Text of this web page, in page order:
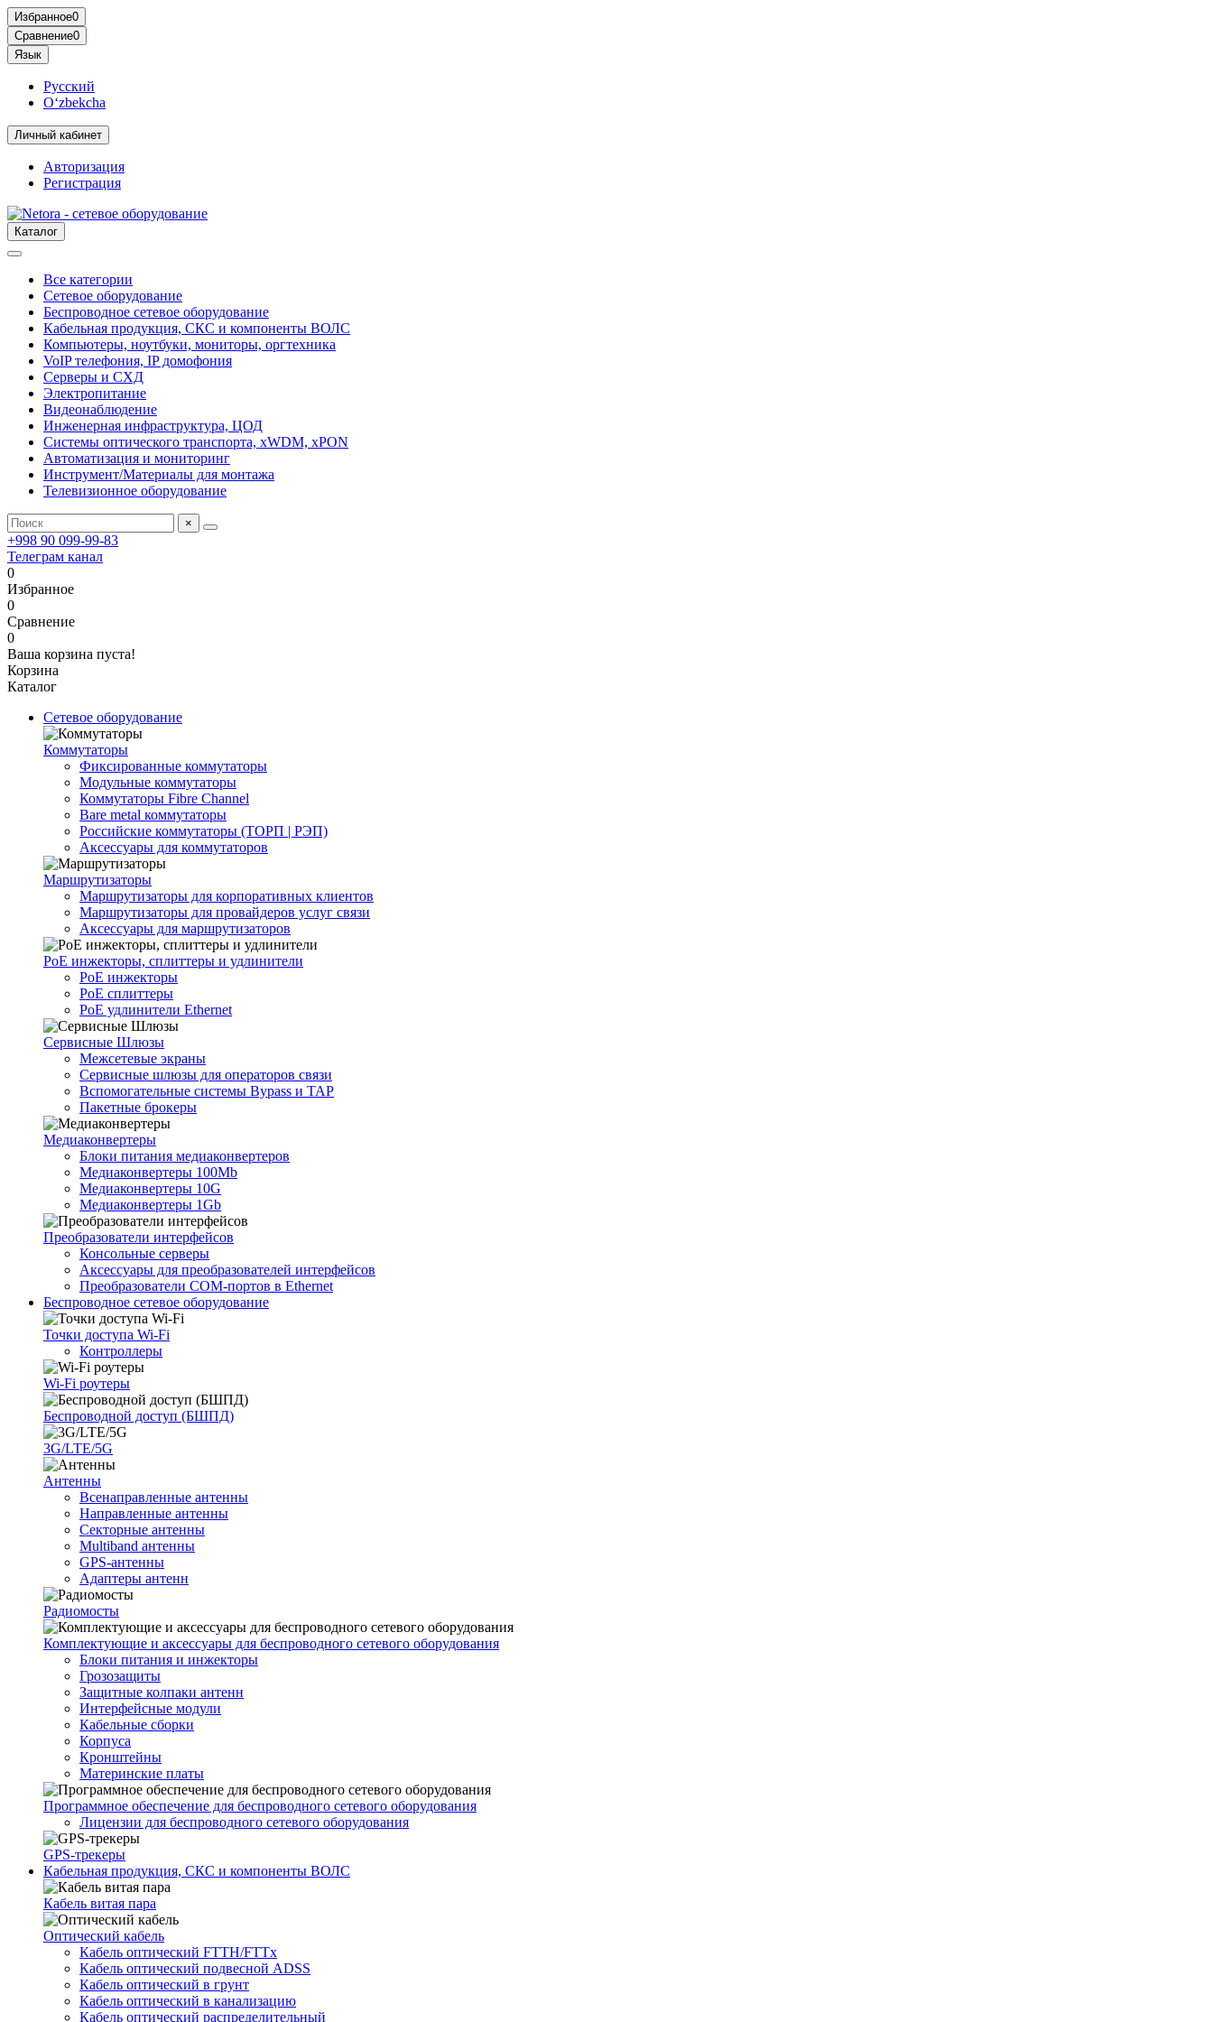
Избранное0
Сравнение0
Язык
Русский
O‘zbekcha
Личный кабинет
Авторизация
Регистрация
Каталог
Все категории
Сетевое оборудование
Беспроводное сетевое оборудование
Кабельная продукция, СКС и компоненты ВОЛС
Компьютеры, ноутбуки, мониторы, оргтехника
VoIP телефония, IP домофония
Серверы и СХД
Электропитание
Видеонаблюдение
Инженерная инфраструктура, ЦОД
Системы оптического транспорта, xWDM, xPON
Автоматизация и мониторинг
Инструмент/Материалы для монтажа
Телевизионное оборудование
×
+998 90 099-99-83
Телеграм канал
0
Избранное
0
Сравнение
0
Ваша корзина пуста!
Корзина
Каталог
Сетевое оборудование
Коммутаторы
Фиксированные коммутаторы
Модульные коммутаторы
Коммутаторы Fibre Channel
Bare metal коммутаторы
Российские коммутаторы (ТОРП | РЭП)
Аксессуары для коммутаторов
Маршрутизаторы
Маршрутизаторы для корпоративных клиентов
Маршрутизаторы для провайдеров услуг связи
Аксессуары для маршрутизаторов
PoE инжекторы, сплиттеры и удлинители
PoE инжекторы
PoE сплиттеры
PoE удлинители Ethernet
Сервисные Шлюзы
Межсетевые экраны
Сервисные шлюзы для операторов связи
Вспомогательные системы Bypass и TAP
Пакетные брокеры
Медиаконвертеры
Блоки питания медиаконвертеров
Медиаконвертеры 100Mb
Медиаконвертеры 10G
Медиаконвертеры 1Gb
Преобразователи интерфейсов
Консольные серверы
Аксессуары для преобразователей интерфейсов
Преобразователи COM-портов в Ethernet
Беспроводное сетевое оборудование
Точки доступа Wi-Fi
Контроллеры
Wi-Fi роутеры
Беспроводной доступ (БШПД)
3G/LTE/5G
Антенны
Всенаправленные антенны
Направленные антенны
Секторные антенны
Multiband антенны
GPS-антенны
Адаптеры антенн
Радиомосты
Комплектующие и аксессуары для беспроводного сетевого оборудования
Блоки питания и инжекторы
Грозозащиты
Защитные колпаки антенн
Интерфейсные модули
Кабельные сборки
Корпуса
Кронштейны
Материнские платы
Программное обеспечение для беспроводного сетевого оборудования
Лицензии для беспроводного сетевого оборудования
GPS-трекеры
Кабельная продукция, СКС и компоненты ВОЛС
Кабель витая пара
Оптический кабель
Кабель оптический FTTH/FTTx
Кабель оптический подвесной ADSS
Кабель оптический в грунт
Кабель оптический в канализацию
Кабель оптический распределительный